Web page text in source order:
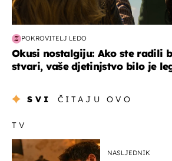
POKROVITELJ LEDO
Okusi nostalgiju: Ako ste radili
stvari, vaše djetinjstvo bilo je
SVI ČITAJU OVO
TV
NASLJEDNIK